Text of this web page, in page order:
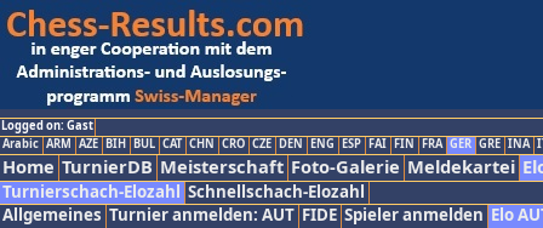
Logged on: Gast
Arabic ARM AZE BIH BUL CAT CHN CRO CZE DEN ENG ESP FAI FIN FRA GER GRE INA
Home TurnierDB Meisterschaft Foto-Galerie Meldekartei
Turnierschach-Elozahl Schnellschach-Elozahl
Allgemeines Turnier anmelden: AUT FIDE Spieler anmelden Elo